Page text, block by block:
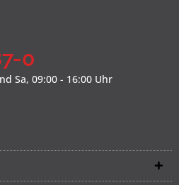
0
Sa, 09:00 - 16:00 Uhr